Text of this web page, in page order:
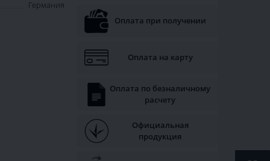
Германия
Оплата при получении
Оплата на карту
Оплата по безналичному
расчету
Официальная
продукция